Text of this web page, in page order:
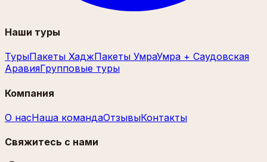
Наши туры
ТурыПакеты ХаджПакеты УмраУмра + Саудовская
АравияГрупповые туры
Компания
О насНаша командаОтзывыКонтакты
Свяжитесь с нами